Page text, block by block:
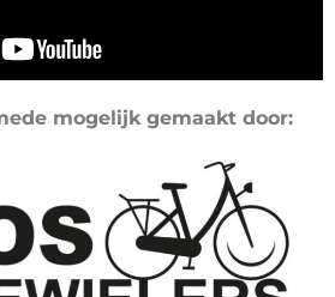
mogelijk gemaakt door: